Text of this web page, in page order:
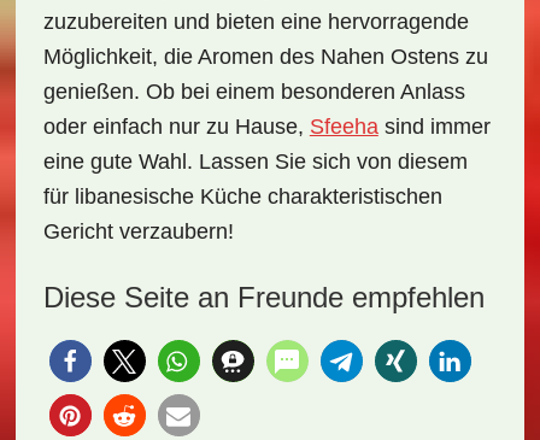
zuzubereiten und bieten eine hervorragende
Möglichkeit, die Aromen des Nahen Ostens zu
genießen. Ob bei einem besonderen Anlass
oder einfach nur zu Hause, Sfeehasind immer
eine gute Wahl. Lassen Sie sich von diesem
für libanesische Küche charakteristischen
Gericht verzaubern!
Diese Seite an Freunde empfehlen